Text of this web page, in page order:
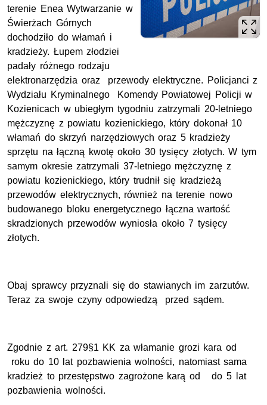
terenie Enea Wytwarzanie w
Świerżach Górnych
dochodziło do włamań i
kradzieży. Łupem złodziei
padały różnego rodzaju
elektronarzędzia oraz przewody elektryczne. Policjanci z
Wydziału Kryminalnego Komendy Powiatowej Policji w
Kozienicach w ubiegłym tygodniu zatrzymali 20-letniego
mężczyznę z powiatu kozienickiego, który dokonał 10
włamań do skrzyń narzędziowych oraz 5 kradzieży
sprzętu na łączną kwotę około 30 tysięcy złotych. W tym
samym okresie zatrzymali 37-letniego mężczyznę z
powiatu kozienickiego, który trudnił się kradzieżą
przewodów elektrycznych, również na terenie nowo
budowanego bloku energetycznego łączna wartość
skradzionych przewodów wyniosła około 7 tysięcy
złotych.
Obaj sprawcy przyznali się do stawianych im zarzutów.
Teraz za swoje czyny odpowiedzą przed sądem.
Zgodnie z art. 279§1 KK za włamanie grozi kara od
roku do 10 lat pozbawienia wolności, natomiast sama
kradzież to przestępstwo zagrożone karą od do 5 lat
pozbawienia wolności.